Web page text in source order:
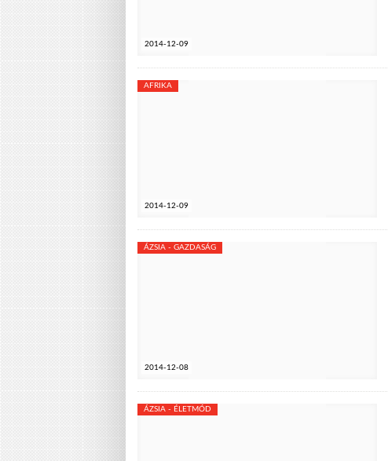
2014-12-09
2014-12-09
AFRIKA
2014-12-08
ÁZSIA - GAZDASÁG
ÁZSIA - ÉLETMÓD